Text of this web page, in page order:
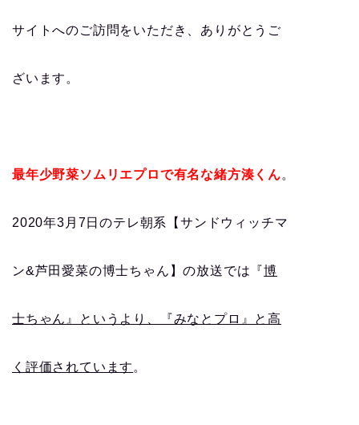
サイトへのご訪問をいただき、ありがとうご
ざいます。
最年少野菜ソムリエプロで有名な緒方湊くん。
2020年3月7日のテレ朝系【サンドウィッチマ
ン&芦田愛菜の博士ちゃん】の放送では『博
士ちゃん』というより、『みなとプロ』と高
く評価されています 。